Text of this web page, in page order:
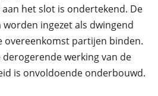
het slot is ondertekend. De
ingezet als dwingend
overeenkomst partijen binden.
werking van de
is onvoldoende onderbouwd.